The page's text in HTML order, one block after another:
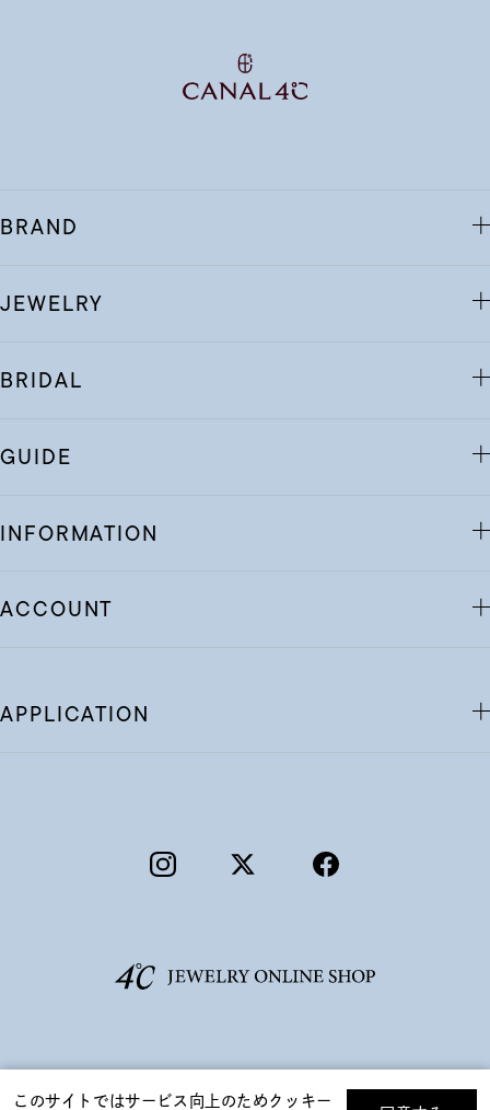
BRAND
JEWELRY
BRIDAL
GUIDE
INFORMATION
ACCOUNT
APPLICATION
このサイトではサービス向上のためクッキー